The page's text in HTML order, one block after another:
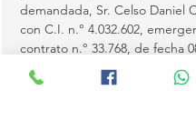
demandada, Sr. Celso Daniel
con C.I. n.° 4.032.602,
contrato n.° 33.768, de fecha
obrante en autos, sobre el
embargado en autos e